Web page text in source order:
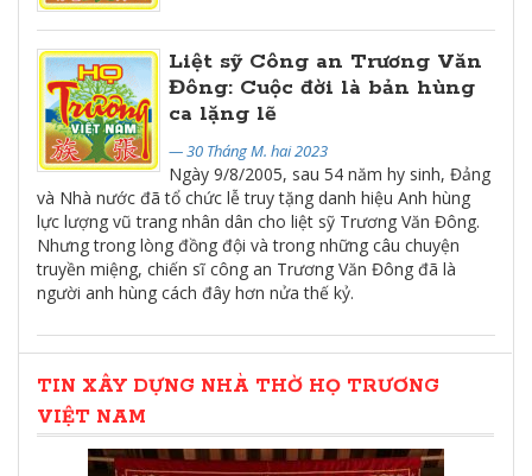
Liệt sỹ Công an Trương Văn
Đông: Cuộc đời là bản hùng
ca lặng lẽ
— 30 Tháng M. hai 2023
Ngày 9/8/2005, sau 54 năm hy sinh, Đảng
và Nhà nước đã tổ chức lễ truy tặng danh hiệu Anh hùng
lực lượng vũ trang nhân dân cho liệt sỹ Trương Văn Đông.
Nhưng trong lòng đồng đội và trong những câu chuyện
truyền miệng, chiến sĩ công an Trương Văn Đông đã là
người anh hùng cách đây hơn nửa thế kỷ.
TIN XÂY DỰNG NHÀ THỜ HỌ TRƯƠNG
VIỆT NAM